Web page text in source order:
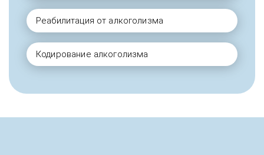
Реабилитация от алкоголизма
Кодирование алкоголизма